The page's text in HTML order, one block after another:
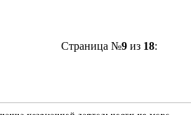
Страница №9из 18: